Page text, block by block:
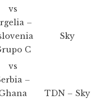
vs
–
C
Sky
vs
–
TDN – Sky